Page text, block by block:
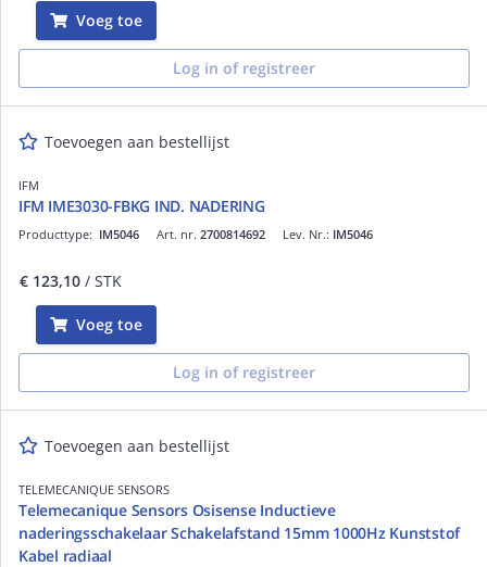
Voeg toe
Log in of registreer
Toevoegen aan bestellijst
IFM
IFM IME3030-FBKG IND. NADERING
Art. nr. 2700814692
Producttype: IM5046 Lev. Nr.: IM5046
€ 123,10 / STK
Voeg toe
Log in of registreer
Toevoegen aan bestellijst
TELEMECANIQUE SENSORS
Telemecanique Sensors Osisense Inductieve
naderingsschakelaar Schakelafstand 15mm 1000Hz Kunststof
Kabel radiaal